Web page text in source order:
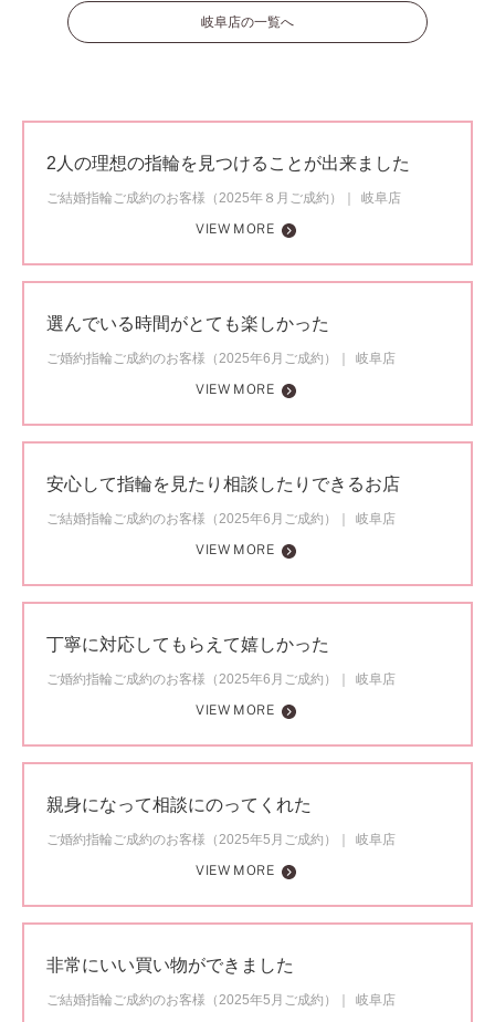
岐阜店の一覧へ
2人の理想の指輪を見つけることが出来ました
ご結婚指輪ご成約のお客様（2025年８月ご成約）
岐阜店
VIEW MORE
選んでいる時間がとても楽しかった
ご婚約指輪ご成約のお客様（2025年6月ご成約）
岐阜店
VIEW MORE
安心して指輪を見たり相談したりできるお店
ご結婚指輪ご成約のお客様（2025年6月ご成約）
岐阜店
VIEW MORE
丁寧に対応してもらえて嬉しかった
ご婚約指輪ご成約のお客様（2025年6月ご成約）
岐阜店
VIEW MORE
親身になって相談にのってくれた
ご婚約指輪ご成約のお客様（2025年5月ご成約）
岐阜店
VIEW MORE
非常にいい買い物ができました
ご結婚指輪ご成約のお客様（2025年5月ご成約）
岐阜店